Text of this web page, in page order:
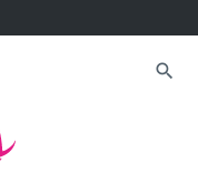
search